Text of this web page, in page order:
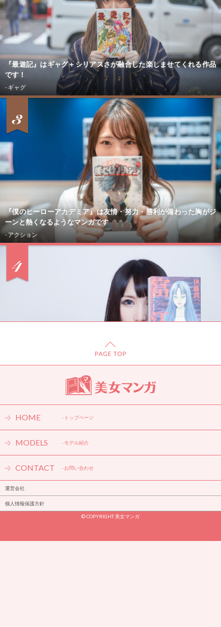
『最遊記』はギャグ＋シリアスさが融合した楽しませてくれる作品
です！
- ギャグ
CONTACT
- 未分類
『僕のヒーローアカデミア』は友情・努力・勝利が備わった胸がジ
ーンと熱くなるようなマンガです
- アクション
「男がここまで狂うともはや気持ちいい」。カリスマコスレイヤー
懐かしのギャグマンガ『魔法陣グルグル』の好きなキャラ&迷言ラ
ンキングを今更発表する。
HOME - トップページ
MODELS - モデル紹介
CONTACT - お問い合わせ
運営会社
個人情報保護方針
© COPYRIGHT 美女マンガ